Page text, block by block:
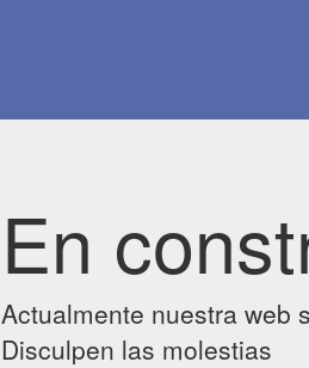
En
Actualmente nuestra web
Disculpen las molestias